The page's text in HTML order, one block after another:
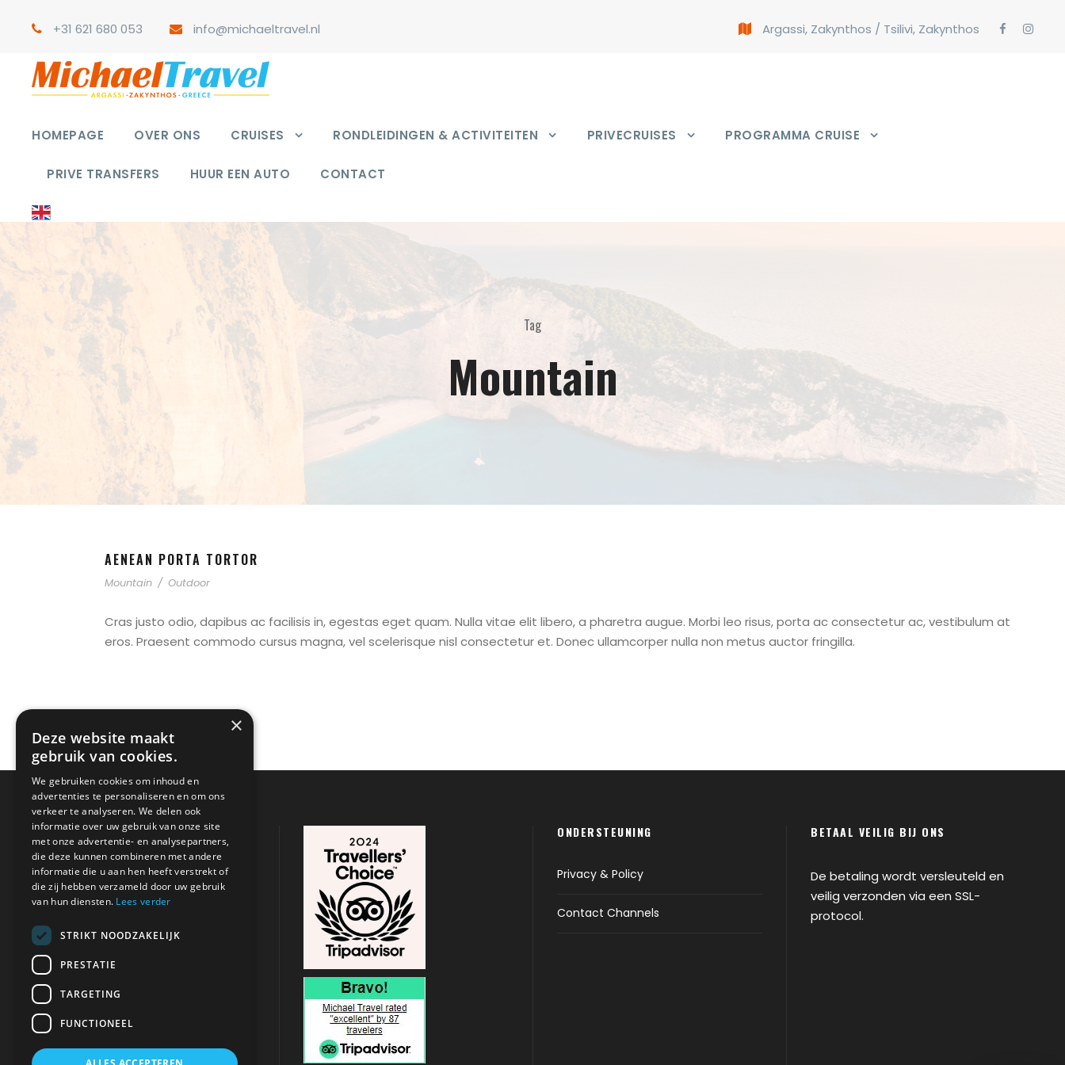
+31 621 680 053 info@michaeltravel.nl Argassi, Zakynthos / Tsilivi, Zakynthos
HOMEPAGE OVER ONS CRUISES RONDLEIDINGEN & ACTIVITEITEN PRIVECRUISES PROGRAMMA CRUISE
PRIVE TRANSFERS HUUR EEN AUTO CONTACT
Tag
Mountain
AENEAN PORTA TORTOR
Mountain / Outdoor
Cras justo odio, dapibus ac facilisis in, egestas eget quam. Nulla vitae elit libero, a pharetra augue. Morbi leo risus, porta ac consectetur ac, vestibulum at
eros. Praesent commodo cursus magna, vel scelerisque nisl consectetur et. Donec ullamcorper nulla non metus auctor fringilla.
CONTACTGEGEVENS
Adres:Argasi , Zakynthos/Tsilivi,
Zakynthos
+31 621 680 053
info@michaeltravel.nl
ONDERSTEUNING
Privacy & Policy
Contact Channels
BETAAL VEILIG BIJ ONS
De betaling wordt versleuteld en
veilig verzonden via een SSL-
protocol.
×
Deze website maakt
gebruik van cookies.
We gebruiken cookies om inhoud en
advertenties te personaliseren en om ons
verkeer te analyseren. We delen ook
informatie over uw gebruik van onze site
met onze advertentie- en analysepartners,
die deze kunnen combineren met andere
informatie die u aan hen heeft verstrekt of
die zij hebben verzameld door uw gebruik
van hun diensten. Lees verder
STRIKT NOODZAKELIJK
PRESTATIE
TARGETING
FUNCTIONEEL